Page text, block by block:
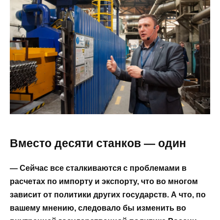
Вместо десяти станков — один
— Сейчас все сталкиваются с проблемами в
расчетах по импорту и экспорту, что во многом
зависит от политики других государств. А что, по
вашему мнению, следовало бы изменить во